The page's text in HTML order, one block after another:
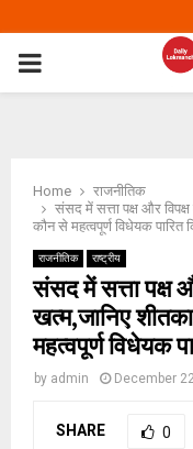
PRIMARY
Home
राजनीतिक
संसद में सत्ता पक्ष और
कौन से महत्वपूर्ण विधेयक पारित
राजनीतिक राष्ट्रीय
संसद में सत्ता पक्ष
खत्म,जानिए
महत्वपूर्ण विधेयक
by admin December
SHARE 0